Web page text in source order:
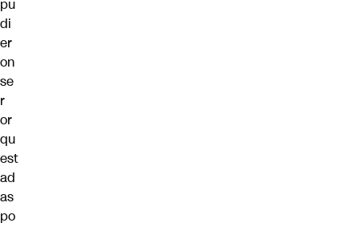
pu
di
er
on
se
r
or
qu
est
ad
as
po